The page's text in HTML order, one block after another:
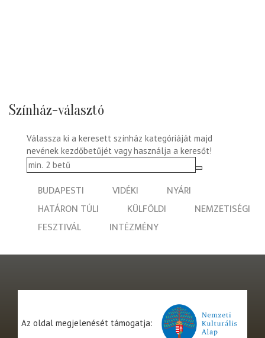
Színház-választó
Válassza ki a keresett színház kategóriáját majd
nevének kezdőbetűjét vagy használja a keresőt!
BUDAPESTI VIDÉKI
NYÁRI
HATÁRON TÚLI
KÜLFÖLDI
NEMZETISÉGI
FESZTIVÁL
INTÉZMÉNY
Az oldal megjelenését támogatja: